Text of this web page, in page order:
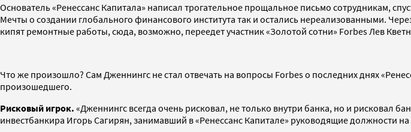
Основатель «Ренессанс Капитала» написал трогательное прощальное письмо сотрудникам,
Мечты о создании глобального финансового института так и остались нереализованными.
кипят ремонтные работы, сюда, возможно, переедет участник «Золотой сотни» Forbes Лев
Что же произошло? Сам Дженнингс не стал отвечать на вопросы Forbes о последних днях
произошедшего.
Рисковый игрок. «Дженнингс всегда очень рисковал, не только внутри банка, но и рисковал
инвестбанкира Игорь Сагирян, занимавший в «Ренессанс Капитале» руководящие должности